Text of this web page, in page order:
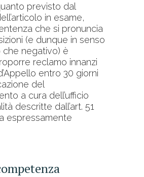
previsto dal
in esame,
che si pronuncia
(e dunque in senso
che negativo) è
reclamo innanzi
entro 30 giorni
del
a cura dell’ufficio
descritte dall’art. 51
espressamente